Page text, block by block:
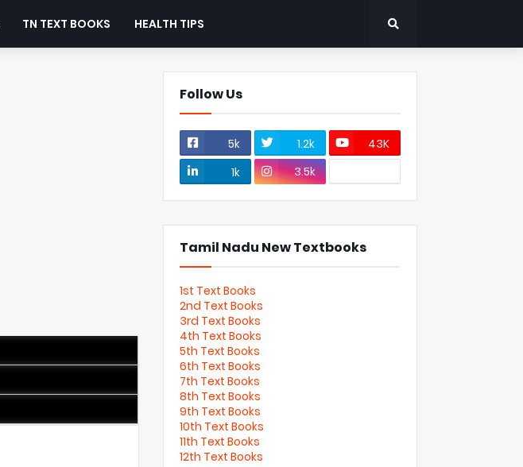
TN TEXT BOOKS HEALTH TIPS
Follow Us
5k 1.2k
43K
1k
3.5k
Tamil Nadu New Textbooks
1st Text Books
2nd Text Books
3rd Text Books
4th Text Books
5th Text Books
6th Text Books
7th Text Books
8th Text Books
9th Text Books
10th Text Books
11th Text Books
12th Text Books